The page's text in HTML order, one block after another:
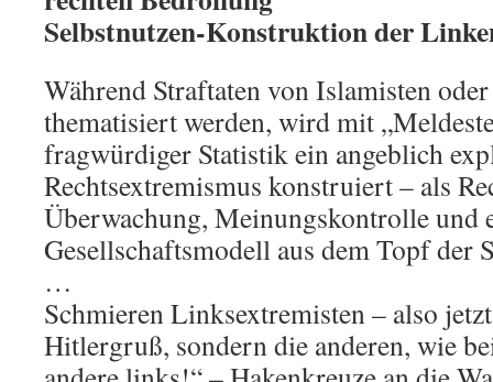
Selbstnutzen-Konstruktion der
Während Straftaten von Islamisten
thematisiert werden, wird mit
fragwürdiger Statistik ein angeblich
Rechtsextremismus konstruiert – als
Überwachung, Meinungskontrolle und
Gesellschaftsmodell aus dem Topf der
…
Schmieren Linksextremisten – also
Hitlergruß, sondern die anderen, wie